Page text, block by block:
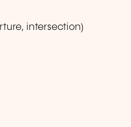
intersection)